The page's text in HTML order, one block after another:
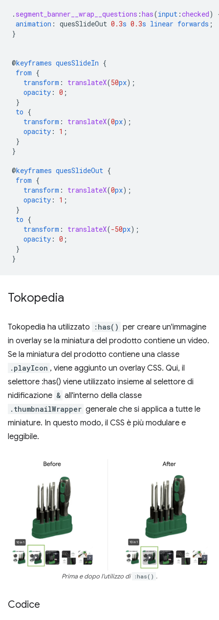
. segment_banner__wrap__questions :has(input :checked)
animation : quesSlideOut 0.3s 0.3s linear forwards ;
}
@keyframes quesSlideIn {
from {
transform : translateX(50px);
opacity : 0 ;
}
to {
transform : translateX(0px);
opacity : 1 ;
}
}
@keyframes quesSlideOut {
from {
transform : translateX(0px);
opacity : 1 ;
}
to {
transform : translateX(-50px);
opacity : 0 ;
}
}
Tokopedia
Tokopedia ha utilizzato :has() per creare un'immagine
in overlay se la miniatura del prodotto contiene un video.
Se la miniatura del prodotto contiene una classe
.playIcon , viene aggiunto un overlay CSS. Qui, il
selettore :has() viene utilizzato insieme al selettore di
nidificazione & all'interno della classe
.thumbnailWrapper generale che si applica a tutte le
miniature. In questo modo, il CSS è più modulare e
leggibile.
Prima e dopo l'utilizzo di :has() .
Codice